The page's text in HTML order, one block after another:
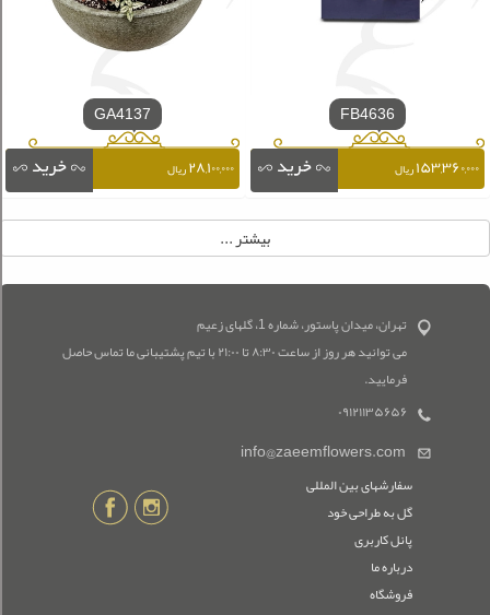
FB4636
۱۵۳,۳۶۰,۰۰۰ریال
GA4137
۲۸,۱۰۰,۰۰۰ریال
تهران، میدان پاستور، شماره 1، گلهای زعیم
می توانید هر روز از ساعت ۸:۳۰ تا ۲۱:۰۰ با تیم پشتیبانی ما تماس حاصل
فرمایید.
۰۹۱۲۱۱۳۵۶۵۶
info@zaeemflowers.com
سفارشهای بین المللی
گل به طراحی خود
پانل کاربری
درباره ما
فروشگاه